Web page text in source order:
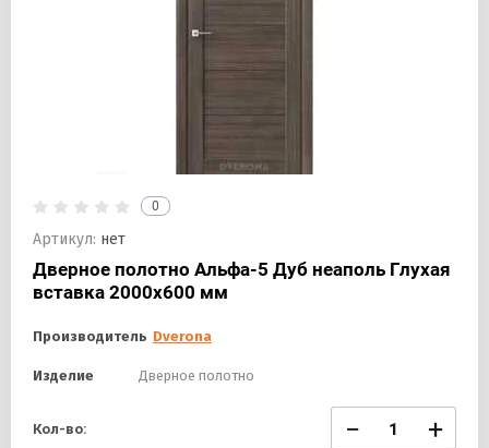
0
Артикул: нет
Дверное полотно Альфа-5 Дуб неаполь Глухая
вставка 2000х600 мм
Производитель Dverona
Изделие Дверное полотно
Кол-во: − +